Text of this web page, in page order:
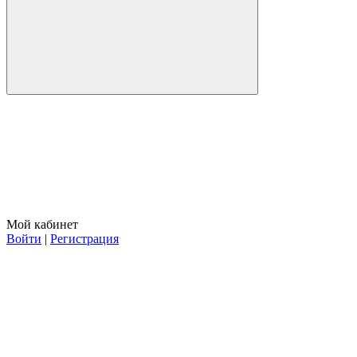
Мой кабинет
Войти | Регистрация